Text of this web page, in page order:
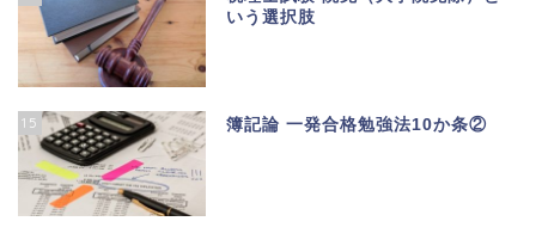
いう選択肢
15 簿記論 一発合格勉強法10か条②